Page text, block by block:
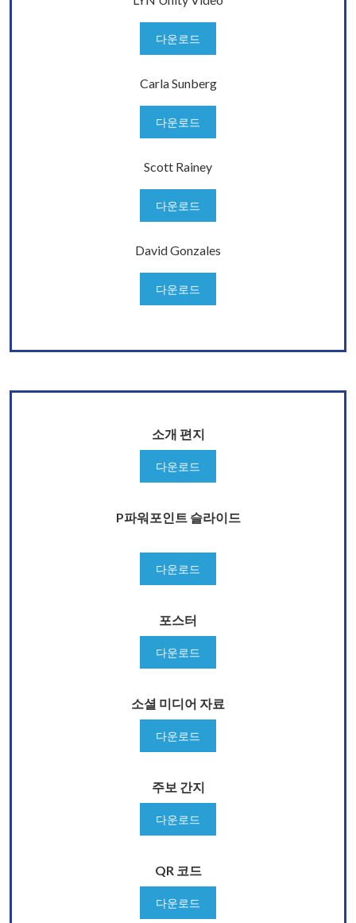
다운로드
Carla Sunberg
다운로드
Scott Rainey
다운로드
David Gonzales
다운로드
소개 편지
다운로드
P파워포인트 슬라이드
다운로드
포스터
다운로드
소셜 미디어 자료
다운로드
주보 간지
다운로드
QR 코드
다운로드